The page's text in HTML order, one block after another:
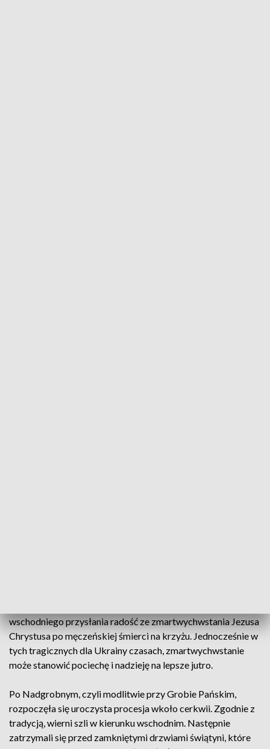
wschodniego przysłania radość ze zmartwychwstania Jezusa
Chrystusa po męczeńskiej śmierci na krzyżu. Jednocześnie w
tych tragicznych dla Ukrainy czasach, zmartwychwstanie
może stanowić pociechę i nadzieję na lepsze jutro.
Po Nadgrobnym, czyli modlitwie przy Grobie Pańskim,
rozpoczęła się uroczysta procesja wkoło cerkwii. Zgodnie z
tradycją, wierni szli w kierunku wschodnim. Następnie
zatrzymali się przed zamkniętymi drzwiami świątyni, które